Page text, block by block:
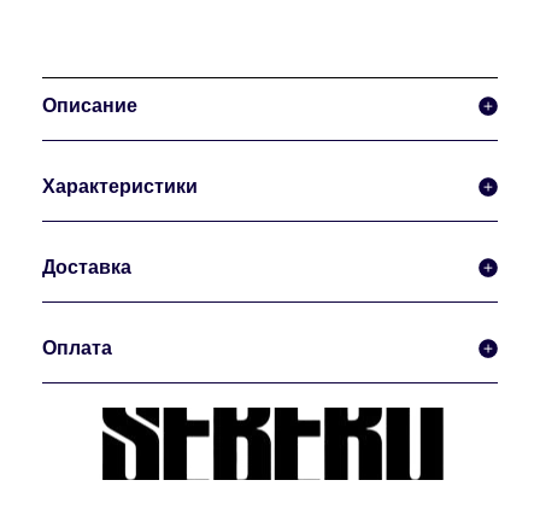
Описание
Характеристики
Доставка
Оплата